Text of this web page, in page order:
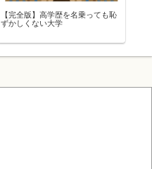
数学プラスエリートってどう？使
用方法や使いこなせる層は？